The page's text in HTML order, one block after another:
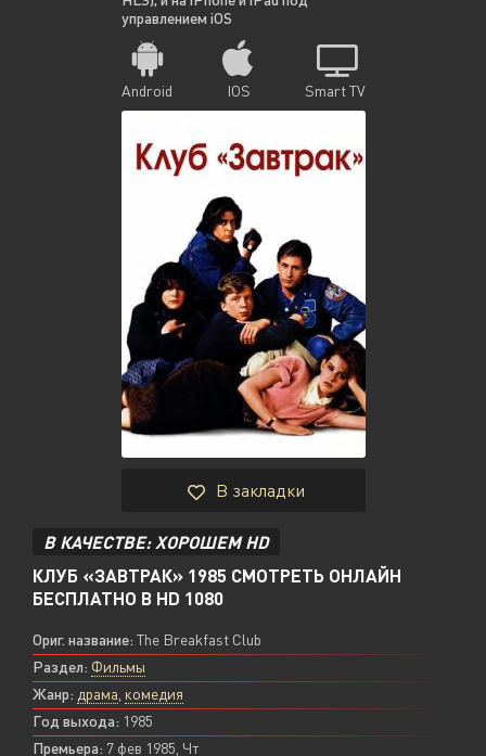
управлением iOS
Android IOS Smart TV
В закладки
В КАЧЕСТВЕ: ХОРОШЕМ HD
КЛУБ «ЗАВТРАК» 1985 СМОТРЕТЬ ОНЛАЙН
БЕСПЛАТНО В HD 1080
Ориг. название: The Breakfast Club
Раздел: Фильмы
Жанр: драма комедия
Год выхода: 1985
Премьера: 7 фев 1985, Чт